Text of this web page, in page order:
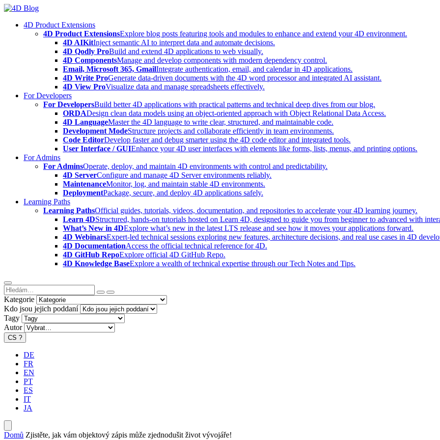
Skip
content4D Product Extensions
4D Product ExtensionsExplore blog posts featuring tools and modules to enhance and extend your 4D environment.
4D AIKitInject semantic AI to interpret data and automate decisions.
4D Qodly ProBuild and extend 4D applications to web visually.
4D ComponentsManage and develop components with modern dependency control.
Email, Microsoft 365, GmailIntegrate authentication, email, and calendar in 4D applications.
4D Write ProGenerate data-driven documents with the 4D word processor and integrated AI assistant.
4D View ProVisualize data and manage spreadsheets effectively.
For Developers
For DevelopersBuild better 4D applications with practical patterns and technical deep dives from our blog.
ORDADesign clean data models using an object-oriented approach with Object Relational Data Access.
4D LanguageMaster the 4D language to write clear, structured, and maintainable code.
Development ModeStructure projects and collaborate efficiently in team environments.
Code EditorDevelop faster and debug smarter using the 4D code editor and integrated tools.
User Interface / GUIEnhance your 4D user interfaces with elements like forms, lists, menus, and printing options.
For Admins
For AdminsOperate, deploy, and maintain 4D environments with control and predictability.
4D ServerConfigure and manage 4D Server environments reliably.
MaintenanceMonitor, log, and maintain stable 4D environments.
DeploymentPackage, secure, and deploy 4D applications safely.
Learning Paths
Learning PathsOfficial guides, tutorials, videos, documentation, and repositories to accelerate your 4D learning journey.
Learn 4DStructured, hands-on tutorials hosted on Learn 4D, designed to guide you from beginner to advanced with
What’s New in 4DExplore what’s new in the latest LTS release and see how it moves your applications forward.
4D WebinarsExpert-led technical sessions exploring new features, architecture decisions, and real use cases in 4D
4D DocumentationAccess the official technical reference for 4D.
4D GitHub RepoExplore official 4D GitHub Repo.
4D Knowledge BaseExplore a wealth of technical expertise through our Tech Notes and Tips.
Kategorie
Kdo jsou jejich poddaní
Tagy
Autor
CS ?
DE
FR
EN
PT
ES
IT
JA
Domů Zjistěte, jak vám objektový zápis může zjednodušit život vývojáře!